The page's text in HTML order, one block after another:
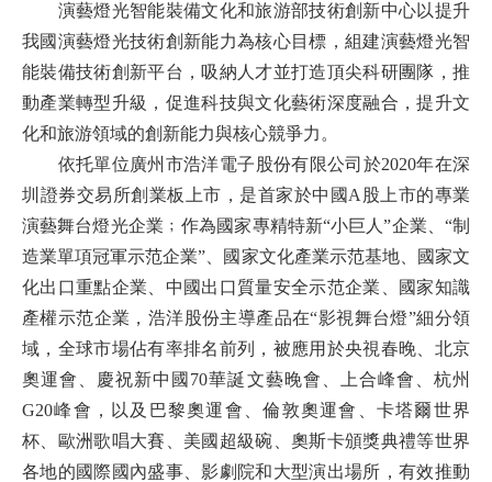
演藝燈光智能裝備文化和旅游部技術創新中心以提升
我國演藝燈光技術創新能力為核心目標，組建演藝燈光智
能裝備技術創新平台，吸納人才並打造頂尖科研團隊，推
動產業轉型升級，促進科技與文化藝術深度融合，提升文
化和旅游領域的創新能力與核心競爭力。
依托單位廣州市浩洋電子股份有限公司於2020年在深
圳證券交易所創業板上市，是首家於中國A股上市的專業
演藝舞台燈光企業﹔作為國家專精特新“小巨人”企業、“制
造業單項冠軍示范企業”、國家文化產業示范基地、國家文
化出口重點企業、中國出口質量安全示范企業、國家知識
產權示范企業，浩洋股份主導產品在“影視舞台燈”細分領
域，全球市場佔有率排名前列，被應用於央視春晚、北京
奧運會、慶祝新中國70華誕文藝晚會、上合峰會、杭州
G20峰會，以及巴黎奧運會、倫敦奧運會、卡塔爾世界
杯、歐洲歌唱大賽、美國超級碗、奧斯卡頒獎典禮等世界
各地的國際國內盛事、影劇院和大型演出場所，有效推動